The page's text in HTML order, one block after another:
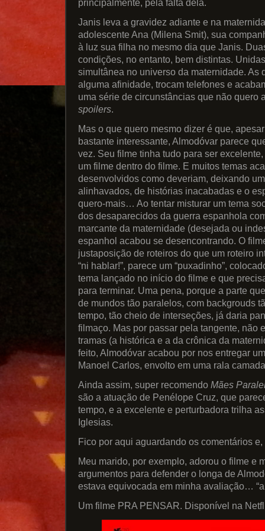
principalmente, pela falta dela.
Janis leva a gravidez adiante e na
adolescente Ana (Milena Smit), sua
à luz sua filha no mesmo dia que Janis.
condições, no entanto, bem distintas.
simultânea no universo da maternidade. As
alguma afinidade, trocam telefones e
uma série de circunstâncias que não quero
spoilers.
Mas o que quero mesmo dizer é que,
bastante interessante, Almodóvar parece
vez. Seu filme tinha tudo para ser
um filme dentro do filme. E muitos temas
desenvolvidos como deveriam, deixando
alinhavados, de histórias inacabadas e o
quero-mais… Ao tentar misturar um tema
dos desaparecidos da guerra espanhola
marcante da maternidade (desejada ou
espanhol acabou se desencontrando. O
justaposição de roteiros do que um roteiro
“ni hablar!”, parece um “puxadinho”,
tema lançado no início do filme e que
para terminar. Uma pena, porque a parte
de mundos tão paralelos, com backgrouds
tempo, tão cheio de interseções, já daria
filmaço. Mas por passar pela tangente, não
tramas (a histórica e a da crônica da
feito, Almodóvar acabou por nos entregar
Manoel Carlos, envolto em uma rala
Ainda assim, super recomendo Mães
são a atuação de Penélope Cruz, que
tempo, e a excelente e perturbadora trilha
Iglesias.
Fico por aqui aguardando os comentários
Meu marido, por exemplo, adorou o filme e
argumentos para defender o longa de
estava equivocada em minha avaliação… “a
Um filme PRA PENSAR. Disponível na